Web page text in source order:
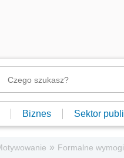
Biznes Sektor
» Formalne